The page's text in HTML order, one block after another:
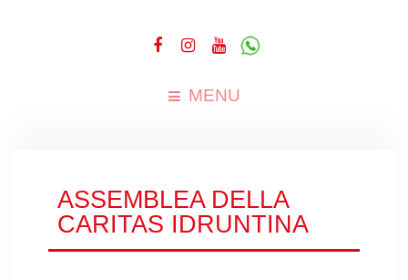
MENU
ASSEMBLEA DELLA
CARITAS IDRUNTINA